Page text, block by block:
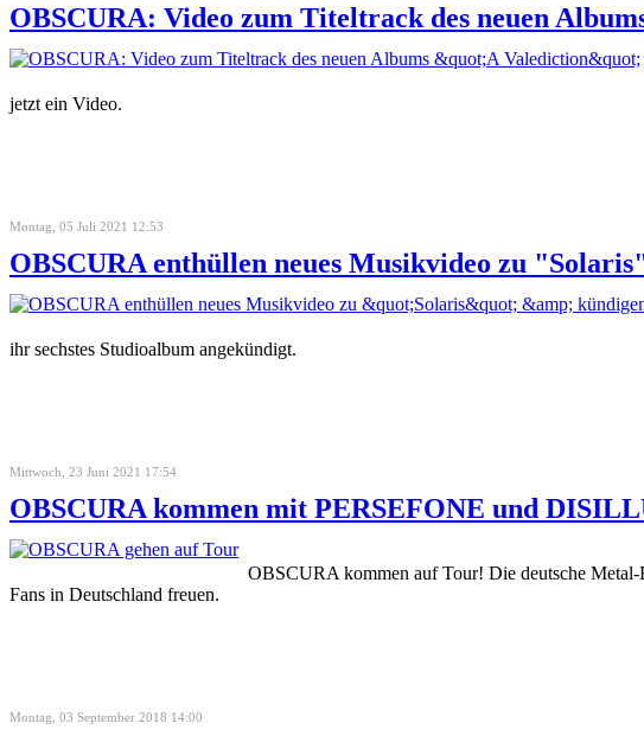
OBSCURA: Video zum Titeltrack des neuen
jetzt ein Video.
Montag, 05 Juli 2021 12:53
OBSCURA enthüllen neues Musikvideo zu
ihr sechstes Studioalbum angekündigt.
Mittwoch, 23 Juni 2021 17:54
OBSCURA kommen mit PERSEFONE und
OBSCURA kommen auf Tour! Die deutsche
Fans in Deutschland freuen.
Montag, 03 September 2018 14:00